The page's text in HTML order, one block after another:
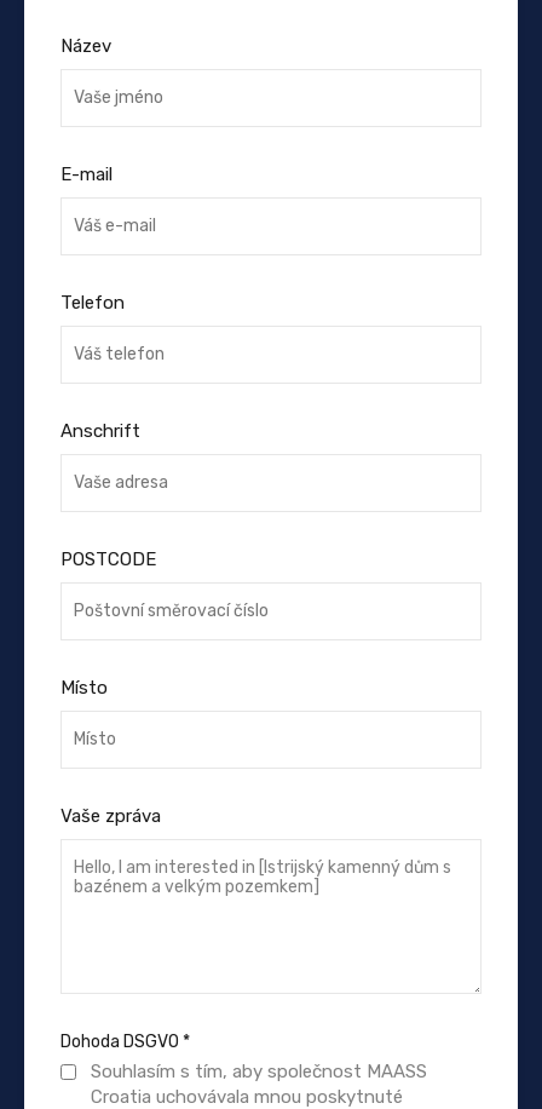
Název
E-mail
Telefon
Anschrift
POSTCODE
Místo
Vaše zpráva
Dohoda DSGVO *
Souhlasím s tím, aby společnost MAASS
Croatia uchovávala mnou poskytnuté